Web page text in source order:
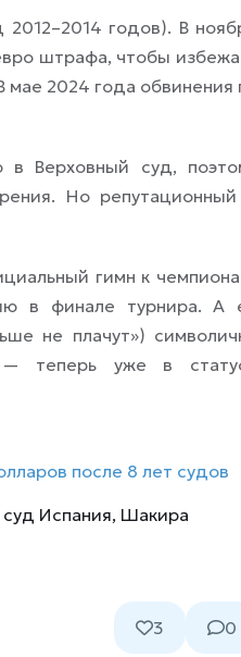
годов). В
штрафа, чтобы
мае 2024 года обвинения
в Верховный суд,
Но
гимн к
в финале турнира. А
не плачут»)
теперь уже в
после 8 лет судов
суд Испания, Шакира
3 0